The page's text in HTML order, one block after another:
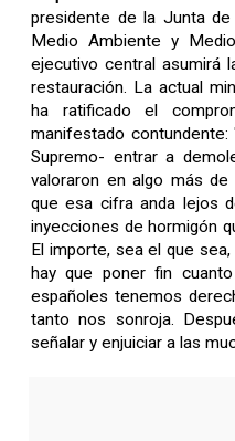
presidente de la Junta de
Medio Ambiente y
ejecutivo central asumirá
restauración. La actual
ha ratificado el
manifestado
Supremo- entrar a
valoraron en algo más
que esa cifra anda lejos
inyecciones de hormigón
El importe, sea el que
hay que poner fin
españoles tenemos
tanto nos sonroja.
señalar y enjuiciar a las